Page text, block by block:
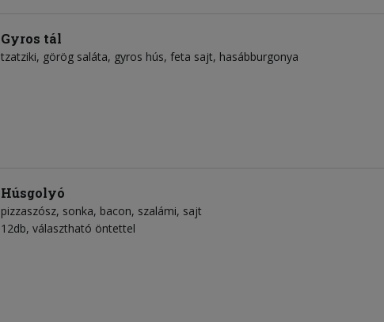
Gyros tál
tzatziki görög saláta gyros hús feta sajt hasábburgonya
Húsgolyó
pizzaszósz sonka bacon szalámi sajt
12db, választható öntettel